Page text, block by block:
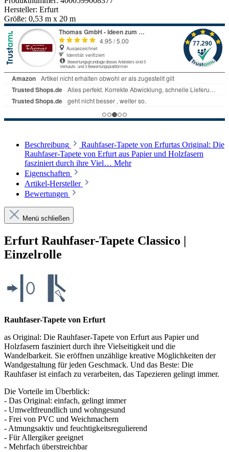
Hersteller: Erfurt
Größe: 0,53 m x 20 m
Beschreibung
Rauhfaser-Tapete von Erfurtas Original: Die
Rauhfaser-Tapete von Erfurt aus Papier und Holzfasern
fasziniert durch ihre Viel… Mehr
Eigenschaften
Artikel-Hersteller
Bewertungen
Menü schließen
Erfurt Rauhfaser-Tapete Classico |
Einzelrolle
Rauhfaser-Tapete von Erfurt
as Original: Die Rauhfaser-Tapete von Erfurt aus Papier und
Holzfasern fasziniert durch ihre Vielseitigkeit und die
Wandelbarkeit. Sie eröffnen unzählige kreative Möglichkeiten der
Wandgestaltung für jeden Geschmack. Und das Beste: Die
Rauhfaser ist einfach zu verarbeiten, das Tapezieren gelingt immer.
Die Vorteile im Überblick:
- Das Original: einfach, gelingt immer
- Umweltfreundlich und wohngesund
- Frei von PVC und Weichmachern
- Atmungsaktiv und feuchtigkeitsregulierend
- Für Allergiker geeignet
- Mehrfach überstreichbar